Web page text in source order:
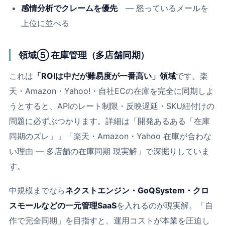
感情分析でクレームを優先― 怒っているメールを
上位に並べる
領域⑤ 在庫管理（多店舗同期）
これは 「ROIは中だが難易度が一番高い」領域です。楽
天・Amazon・Yahoo!・自社ECの在庫を完全に同期しよ
うとすると、APIのレート制限・反映遅延・SKU紐付けの
問題に必ずぶつかります。詳細は「開発あるある「在庫
同期のズレ」
」「楽天・Amazon・Yahoo 在庫が合わな
い理由 ― 多店舗の在庫同期 現実解 」で深掘りしていま
す。
中規模までならネクストエンジン・GoQSystem・クロ
スモールなどの一元管理SaaSを入れるのが現実解。「自
作で完全同期」を目指すと、運用コストが本業を圧迫し